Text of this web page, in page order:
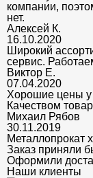
компании,
нет.
Алексей К.
16.10.2020
Широкий
сервис.
Виктор Е.
07.04.2020
Хорошие цены у
Качеством
Михаил Рябов
30.11.2019
Металлопрокат
Заказ приняли
Оформили
Наши клиенты